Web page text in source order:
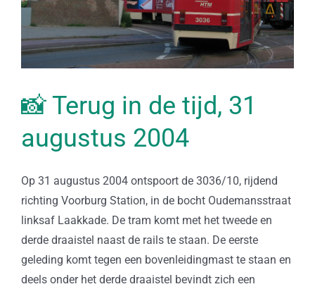
📸 Terug in de tijd, 31
augustus 2004
Op 31 augustus 2004 ontspoort de 3036/10, rijdend
richting Voorburg Station, in de bocht Oudemansstraat
linksaf Laakkade. De tram komt met het tweede en
derde draaistel naast de rails te staan. De eerste
geleding komt tegen een bovenleidingmast te staan en
deels onder het derde draaistel bevindt zich een